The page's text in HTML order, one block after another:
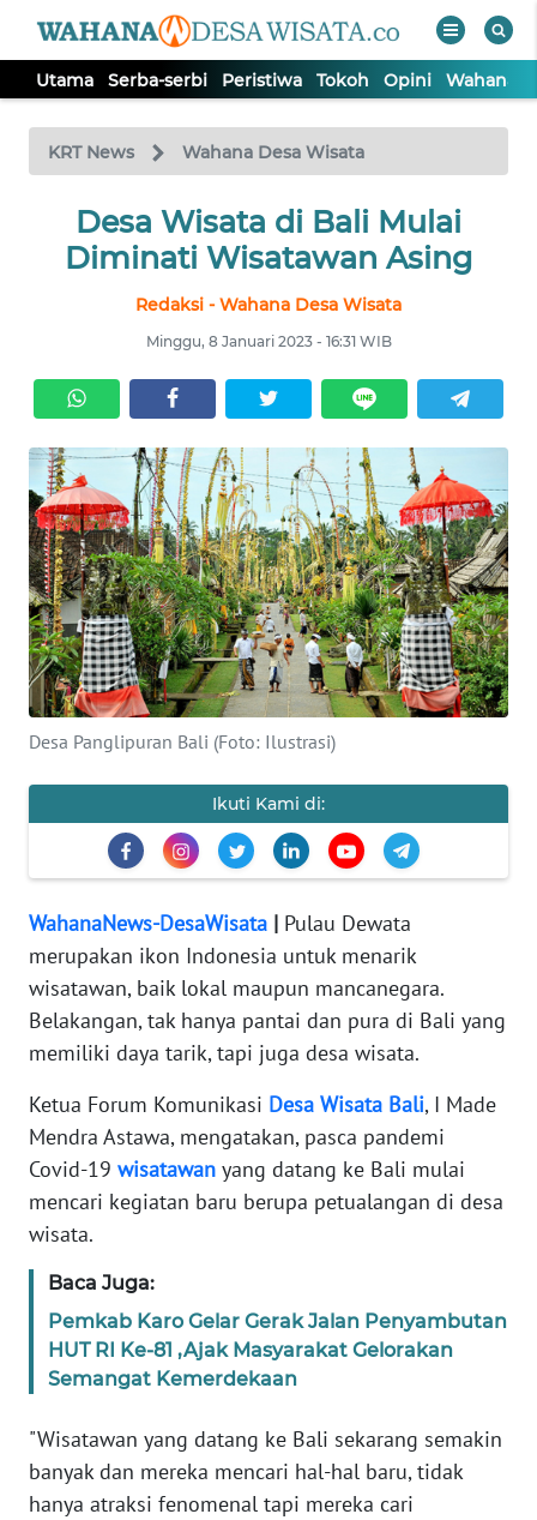
Utama Serba-serbi Peristiwa Tokoh Opini Wahana
KRT News Wahana Desa Wisata
Desa Wisata di Bali Mulai
Diminati Wisatawan Asing
Redaksi - Wahana Desa Wisata
Minggu, 8 Januari 2023 - 16:31 WIB
Desa Panglipuran Bali (Foto: Ilustrasi)
Ikuti Kami di:
WahanaNews-DesaWisata | Pulau Dewata
merupakan ikon Indonesia untuk menarik
wisatawan, baik lokal maupun mancanegara.
Belakangan, tak hanya pantai dan pura di Bali yang
memiliki daya tarik, tapi juga desa wisata.
Ketua Forum Komunikasi Desa Wisata Bali, I Made
Mendra Astawa, mengatakan, pasca pandemi
Covid-19 wisatawan yang datang ke Bali mulai
mencari kegiatan baru berupa petualangan di desa
wisata.
Baca Juga:
Pemkab Karo Gelar Gerak Jalan Penyambutan
HUT RI Ke-81 ,Ajak Masyarakat Gelorakan
Semangat Kemerdekaan
"Wisatawan yang datang ke Bali sekarang semakin
banyak dan mereka mencari hal-hal baru, tidak
hanya atraksi fenomenal tapi mereka cari
TV
Tutup
UTAMA
PERISTIWA
TOKOH
OPINI
WAHANA
INFRASTRUKTUR
WAHANA
TANI
WAHANA
UMKM
WAHANA
WAHANA
OTOMOTIF
WAHANA
HEALTH
WAHANA
DESA
WISATA